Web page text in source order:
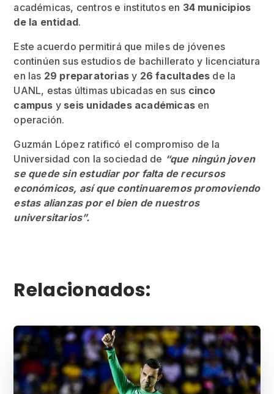
académicas, centros e institutos en 34 municipios
de la entidad.
Este acuerdo permitirá que miles de jóvenes
continúen sus estudios de bachillerato y licenciatura
en las 29 preparatorias y 26 facultades de la
UANL, estas últimas ubicadas en sus cinco
campus y seis unidades académicas en
operación.
Guzmán López ratificó el compromiso de la
Universidad con la sociedad de “que ningún joven
se quede sin estudiar por falta de recursos
económicos, así que continuaremos promoviendo
estas alianzas por el bien de nuestros
universitarios”.
Relacionados: